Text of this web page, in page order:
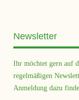
Newsletter
Ihr möchtet gern auf
regelmäßigen
Anmeldung dazu